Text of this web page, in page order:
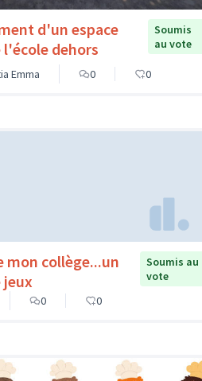
d'un espace
dehors
Soumis
au vote
Emma 0 0
mon collège...un
jeux
Soumis au
vote
0 0